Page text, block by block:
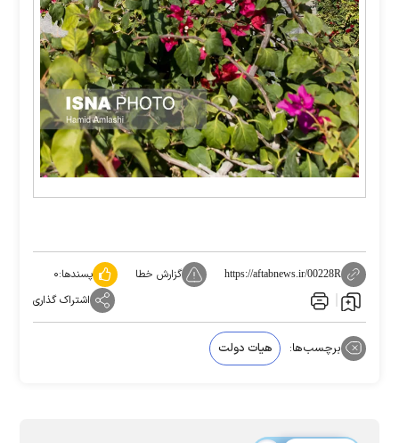
https://aftabnews.ir/00228R گزارش خطا پسندها:۰
اشتراک گذاری
برچسب‌ها: هیات دولت